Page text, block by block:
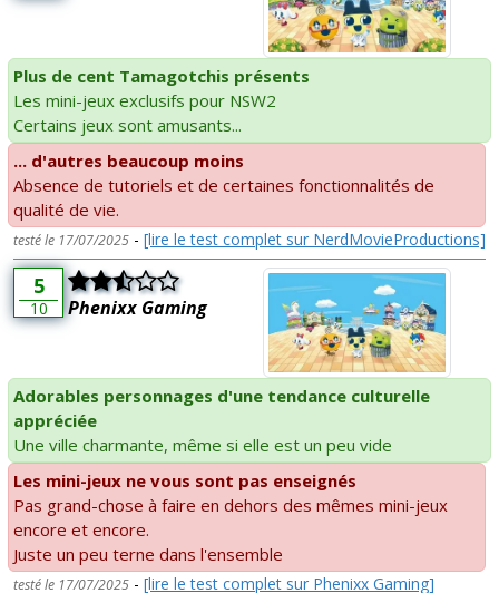
Plus de cent Tamagotchis présents
Les mini-jeux exclusifs pour NSW2
Certains jeux sont amusants...
... d'autres beaucoup moins
Absence de tutoriels et de certaines fonctionnalités de
qualité de vie.
testé le 17/07/2025 - [lire le test complet sur NerdMovieProductions]
5
10 Phenixx Gaming
Adorables personnages d'une tendance culturelle
appréciée
Une ville charmante, même si elle est un peu vide
Les mini-jeux ne vous sont pas enseignés
Pas grand-chose à faire en dehors des mêmes mini-jeux
encore et encore.
Juste un peu terne dans l'ensemble
testé le 17/07/2025 - [lire le test complet sur Phenixx Gaming]